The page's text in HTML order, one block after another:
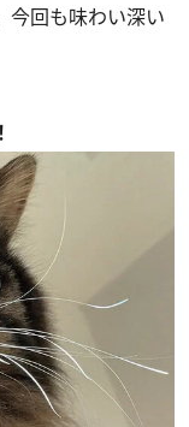
今回も味わい深い